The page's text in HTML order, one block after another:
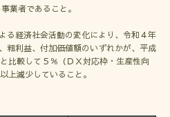
業者であること。
る経済社会活動の変化により、令和４年
粗利益、付加価値額のいずれかが、平成
比較して５％（ＤＸ対応枠・生産性向
上減少していること。